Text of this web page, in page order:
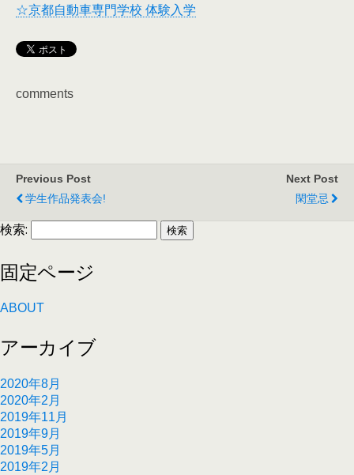
☆京都自動車専門学校 体験入学
comments
Previous Post
学生作品発表会!
Next Post
閑堂忌
検索:
固定ページ
ABOUT
アーカイブ
2020年8月
2020年2月
2019年11月
2019年9月
2019年5月
2019年2月